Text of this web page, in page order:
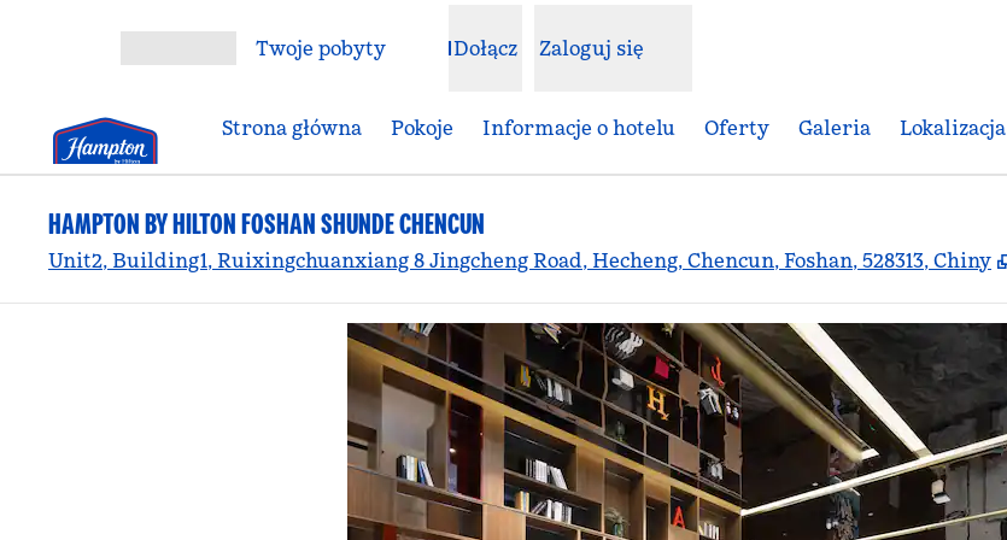
Twoje pobyty Dołącz Zaloguj się
Strona główna Pokoje Informacje o hotelu Oferty Galeria Lokalizacja
HAMPTON BY HILTON FOSHAN SHUNDE CHENCUN
Unit2, Building1, Ruixingchuanxiang 8 Jingcheng Road, Hecheng, Chencun, Foshan, 528313, Chiny